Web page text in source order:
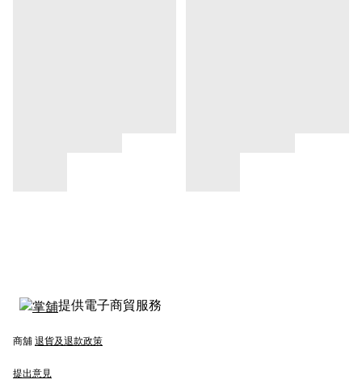
提供電子商貿服務
商舖 退貨及退款政策
提出意見